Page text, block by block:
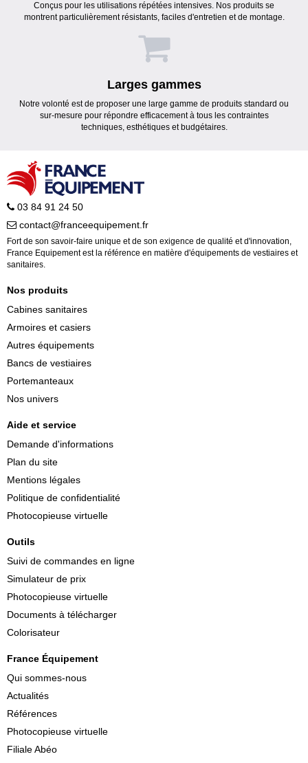
Conçus pour les utilisations répétées intensives. Nos produits se
montrent particulièrement résistants, faciles d'entretien et de montage.
Larges gammes
Notre volonté est de proposer une large gamme de produits standard ou
sur-mesure pour répondre efficacement à tous les contraintes
techniques, esthétiques et budgétaires.
03 84 91 24 50
contact@franceequipement.fr
Fort de son savoir-faire unique et de son exigence de qualité et d'innovation,
France Equipement est la référence en matière d'équipements de vestiaires et
sanitaires.
Nos produits
Cabines sanitaires
Armoires et casiers
Autres équipements
Bancs de vestiaires
Portemanteaux
Nos univers
Aide et service
Demande d'informations
Plan du site
Mentions légales
Politique de confidentialité
Photocopieuse virtuelle
Outils
Suivi de commandes en ligne
Simulateur de prix
Photocopieuse virtuelle
Documents à télécharger
Colorisateur
France Équipement
Qui sommes-nous
Actualités
Références
Photocopieuse virtuelle
Filiale Abéo